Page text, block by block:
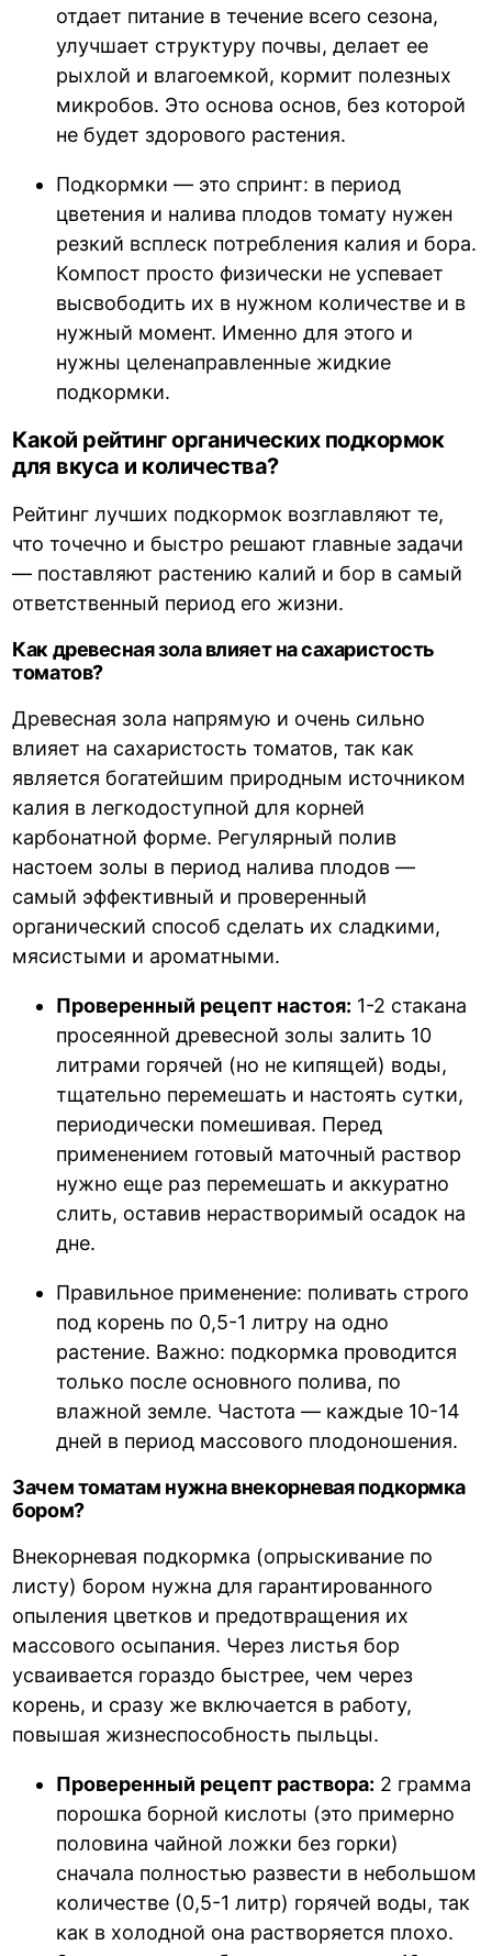
отдает питание в течение всего сезона,
улучшает структуру почвы, делает ее
рыхлой и влагоемкой, кормит полезных
микробов. Это основа основ, без которой
не будет здорового растения.
Подкормки — это спринт: в период
цветения и налива плодов томату нужен
резкий всплеск потребления калия и бора.
Компост просто физически не успевает
высвободить их в нужном количестве и в
нужный момент. Именно для этого и
нужны целенаправленные жидкие
подкормки.
Какой рейтинг органических подкормок
для вкуса и количества?
Рейтинг лучших подкормок возглавляют те,
что точечно и быстро решают главные задачи
— поставляют растению калий и бор в самый
ответственный период его жизни.
Как древесная зола влияет на сахаристость
томатов?
Древесная зола напрямую и очень сильно
влияет на сахаристость томатов, так как
является богатейшим природным источником
калия в легкодоступной для корней
карбонатной форме. Регулярный полив
настоем золы в период налива плодов —
самый эффективный и проверенный
органический способ сделать их сладкими,
мясистыми и ароматными.
Проверенный рецепт настоя: 1-2 стакана
просеянной древесной золы залить 10
литрами горячей (но не кипящей) воды,
тщательно перемешать и настоять сутки,
периодически помешивая. Перед
применением готовый маточный раствор
нужно еще раз перемешать и аккуратно
слить, оставив нерастворимый осадок на
дне.
Правильное применение: поливать строго
под корень по 0,5-1 литру на одно
растение. Важно: подкормка проводится
только после основного полива, по
влажной земле. Частота — каждые 10-14
дней в период массового плодоношения.
Зачем томатам нужна внекорневая подкормка
бором?
Внекорневая подкормка (опрыскивание по
листу) бором нужна для гарантированного
опыления цветков и предотвращения их
массового осыпания. Через листья бор
усваивается гораздо быстрее, чем через
корень, и сразу же включается в работу,
повышая жизнеспособность пыльцы.
Проверенный рецепт раствора: 2 грамма
порошка борной кислоты (это примерно
половина чайной ложки без горки)
сначала полностью развести в небольшом
количестве (0,5-1 литр) горячей воды, так
как в холодной она растворяется плохо.